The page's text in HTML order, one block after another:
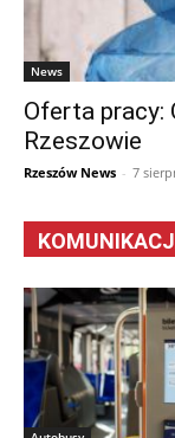
News
Oferta pracy:
Rzeszowie
Rzeszów News - 7